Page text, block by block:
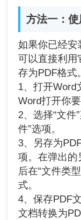
方法一：
如果你已经
可以直接利用
存为PDF格式
1、打开Word
Word打开你
2、选择“文件
件”选项。
3、另存为
项。在弹出的
后在“文件类
式。
4、保存PDF
文档转换为